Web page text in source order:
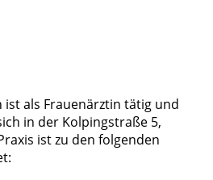
ist als Frauenärztin tätig und
in der Kolpingstraße 5,
ist zu den folgenden